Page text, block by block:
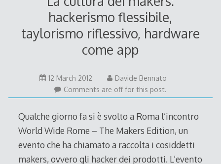
hackerismo flessibile,
taylorismo riflessivo, hardware
come app
12 March 201215
March
2012
Davide Bennato
Comments are off for this post.
Qualche giorno fa si è svolto a Roma l’incontro
World Wide Rome – The Makers Edition, un
evento che ha chiamato a raccolta i cosiddetti
makers, ovvero gli hacker dei prodotti. L’evento